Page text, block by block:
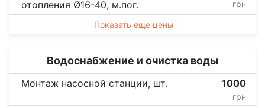
отопления Ø16-40, м.пог.
грн
Показать еще цены
Водоснабжение и очистка воды
Монтаж насосной станции, шт. 1000
грн